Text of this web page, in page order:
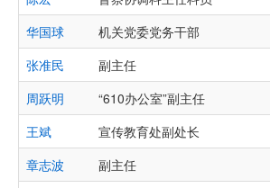
华国球
机关党委党务干部
张准民
副主任
周跃明
“610办公室”副主任
王斌
宣传教育处副处长
章志波
副主任